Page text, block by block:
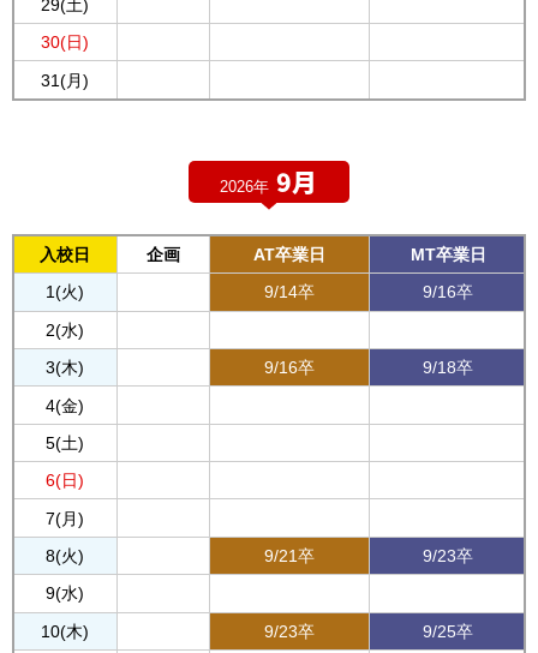
29(土)
30(日)
31(月)
2026年 9月
入校日 企画 AT卒業日
MT卒業日
1(火)
9/14卒
9/16卒
2(水)
3(木)
9/16卒
9/18卒
4(金)
5(土)
6(日)
7(月)
8(火)
9/21卒
9/23卒
9(水)
10(木)
9/23卒
9/25卒